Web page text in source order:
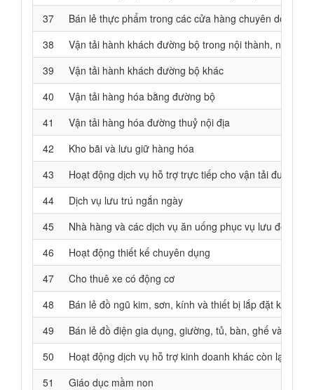
37
Bán lẻ thực phẩm trong các cửa hàng chuyên doanh
38
Vận tải hành khách đường bộ trong nội thành, ngoại
39
Vận tải hành khách đường bộ khác
40
Vận tải hàng hóa bằng đường bộ
41
Vận tải hàng hóa đường thuỷ nội địa
42
Kho bãi và lưu giữ hàng hóa
43
Hoạt động dịch vụ hỗ trợ trực tiếp cho vận tải đường
44
Dịch vụ lưu trú ngắn ngày
45
Nhà hàng và các dịch vụ ăn uống phục vụ lưu động
46
Hoạt động thiết kế chuyên dụng
47
Cho thuê xe có động cơ
48
Bán lẻ đồ ngũ kim, sơn, kính và thiết bị lắp đặt khác
49
Bán lẻ đồ điện gia dụng, giường, tủ, bàn, ghế và đồ
50
Hoạt động dịch vụ hỗ trợ kinh doanh khác còn lại
51
Giáo dục mầm non